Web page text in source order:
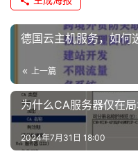
德国云主机服务，如何
上一篇
为什么CA服务器仅在局
2024年7月31日 18:00